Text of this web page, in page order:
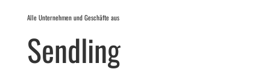
Alle Unternehmen und Geschäfte aus
Sendling